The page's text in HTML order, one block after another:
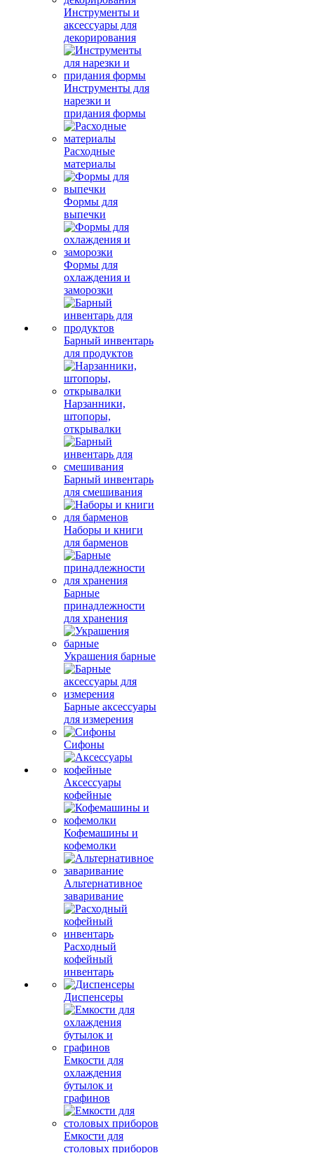
Инструменты и
аксессуары для
декорирования
Инструменты для
нарезки и
придания формы
Расходные
материалы
Формы для
выпечки
Формы для
охлаждения и
заморозки
Барный инвентарь
для продуктов
Нарзанники,
штопоры,
открывалки
Барный инвентарь
для смешивания
Наборы и книги
для барменов
Барные
принадлежности
для хранения
Украшения барные
Барные аксессуары
для измерения
Сифоны
Аксессуары
кофейные
Кофемашины и
кофемолки
Альтернативное
заваривание
Расходный
кофейный
инвентарь
Диспенсеры
Емкости для
охлаждения
бутылок и
графинов
Емкости для
столовых приборов